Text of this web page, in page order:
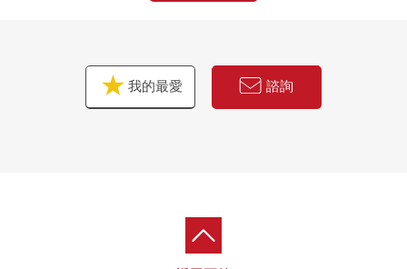
我的最愛 諮詢